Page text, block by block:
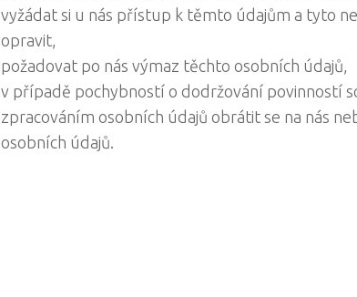
vyžádat si u nás přístup k těmto údajům a tyto
opravit,
požadovat po nás výmaz těchto osobních údajů,
v případě pochybností o dodržování povinností
zpracováním osobních údajů obrátit se na nás
osobních údajů.